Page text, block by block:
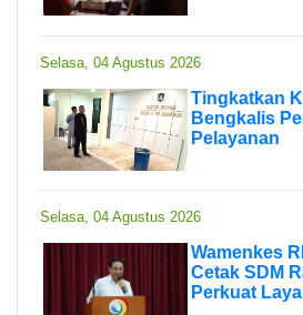
Selasa, 04 Agustus 2026
Tingkatkan
Bengkalis
Pelayanan
Selasa, 04 Agustus 2026
Wamenkes
Cetak SDM
Perkuat